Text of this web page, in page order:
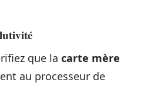
que la carte mère
au processeur de